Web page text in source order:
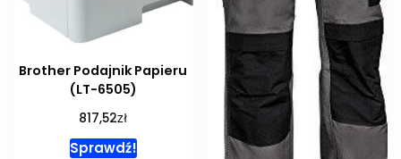
Brother Podajnik Papieru
(LT-6505)
817,52zł
Sprawdź!